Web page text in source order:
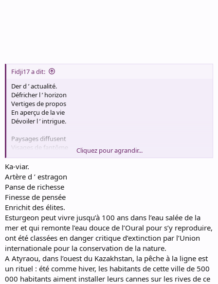
Fidji17 a dit:
Der d ’ actualité.
Défricher l ’ horizon
Vertiges de propos
En aperçu de la vie
Dévoiler l ’ intrigue.
Paysages diffusent
Visages de fantôme
De création onirique.
Main basse Giro 26 (14)
Occasion de sprint
Engage l ’ itinéraire
Palette de couleurs
Déambule paysage.
Beau plan d ’équipe
Irréelle satisfaction
Suspense est limité
Esquisser un sourire.
Voghera Milan 157 kms
Cliquez pour agrandir...
Ka-viar.
Artère d ’ estragon
Panse de richesse
Finesse de pensée
Enrichit des élites.
Esturgeon peut vivre jusqu’à 100 ans dans l’eau salée de la
mer et qui remonte l’eau douce de l’Oural pour s’y reproduire,
ont été classées en danger critique d’extinction par l’Union
internationale pour la conservation de la nature.
A Atyraou, dans l’ouest du Kazakhstan, la pêche à la ligne est
un rituel : été comme hiver, les habitants de cette ville de 500
000 habitants aiment installer leurs cannes sur les rives de ce